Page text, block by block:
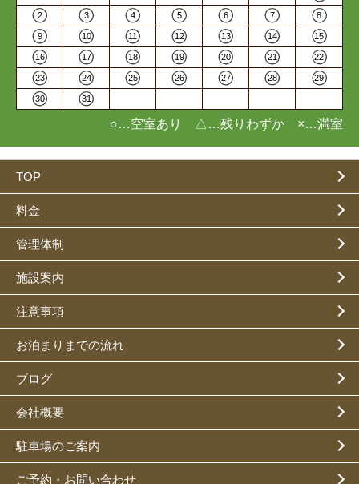
2 3 4 5 6 7 8
9 10 11 12 13 14 15
16 17 18 19 20 21 22
23 24 25 26 27 28 29
30 31
○…空室あり △…残りわずか ×…満室
TOP
料金
管理体制
施設案内
注意事項
お泊まりまでの流れ
ブログ
会社概要
駐車場のご案内
ご予約・お問い合わせ